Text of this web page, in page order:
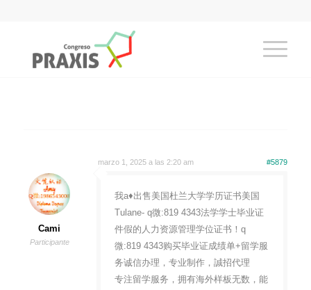
marzo 1, 2025 a las 2:20 am #5879
Cami
Participante
我a♦出售美国杜兰大学学历证书美国
Tulane- q微:819 4343法学学士毕业证
件假的人力资源管理学位证书！q
微:819 4343购买毕业证成绩单+留学服
务诚信办理，专业制作，誠招代理
专注留学服务，拥有海外样板无数，能